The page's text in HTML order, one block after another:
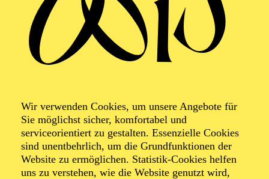
Wir verwenden Cookies, um unsere Angebote für
Sie möglichst sicher, komfortabel und
serviceorientiert zu gestalten. Essenzielle Cookies
sind unentbehrlich, um die Grundfunktionen der
Website zu ermöglichen. Statistik-Cookies helfen
uns zu verstehen, wie die Website genutzt wird,
Aalto Labs
Jugendtreffs im Aalto-Theater